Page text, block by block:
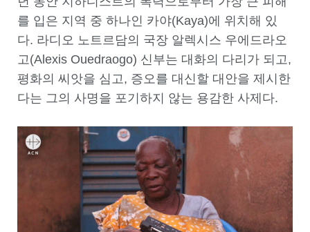
를 입은 지역 중 하나인 카야(Kaya)에 위치해 있
다. 라디오 노트르담의 국장 알렉시스 우에드라오
고(Alexis Ouedraogo) 신부는 대화의 다리가 되고,
평화의 씨앗을 심고, 증오를 대신할 대안을 제시한
다는 그의 사명을 포기하지 않는 용감한 사제다.